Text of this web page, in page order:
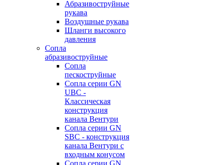
Абразивоструйные
рукава
Воздушные рукава
Шланги высокого
давления
Сопла
абразивоструйные
Сопла
пескоструйные
Сопла серии GN
UBC -
Классическая
конструкция
канала Вентури
Сопла серии GN
SBC - конструкция
канала Вентури c
входным конусом
Сопла серии GN